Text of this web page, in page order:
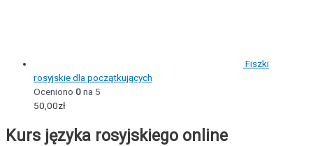
Fiszki
rosyjskie dla początkujących
Oceniono 0na 5
50,00zł
Kurs języka rosyjskiego online